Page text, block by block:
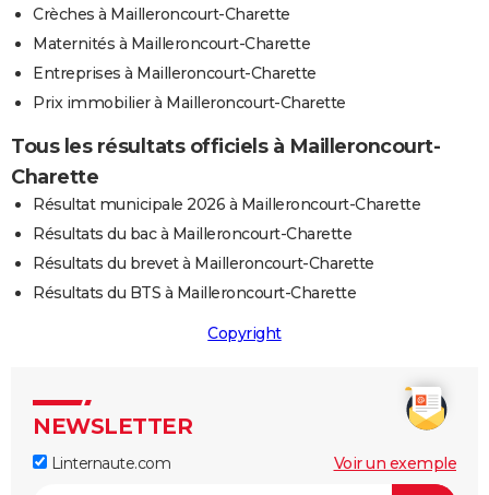
Crèches à Mailleroncourt-Charette
Maternités à Mailleroncourt-Charette
Entreprises à Mailleroncourt-Charette
Prix immobilier à Mailleroncourt-Charette
Tous les résultats officiels à Mailleroncourt-
Charette
Résultat municipale 2026 à Mailleroncourt-Charette
Résultats du bac à Mailleroncourt-Charette
Résultats du brevet à Mailleroncourt-Charette
Résultats du BTS à Mailleroncourt-Charette
Copyright
NEWSLETTER
Linternaute.com Voir un exemple